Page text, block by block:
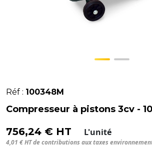
Réf : 100348M
Compresseur à pistons 3cv -
756,24 € HT L'unité
4,01 € HT de contributions aux taxes